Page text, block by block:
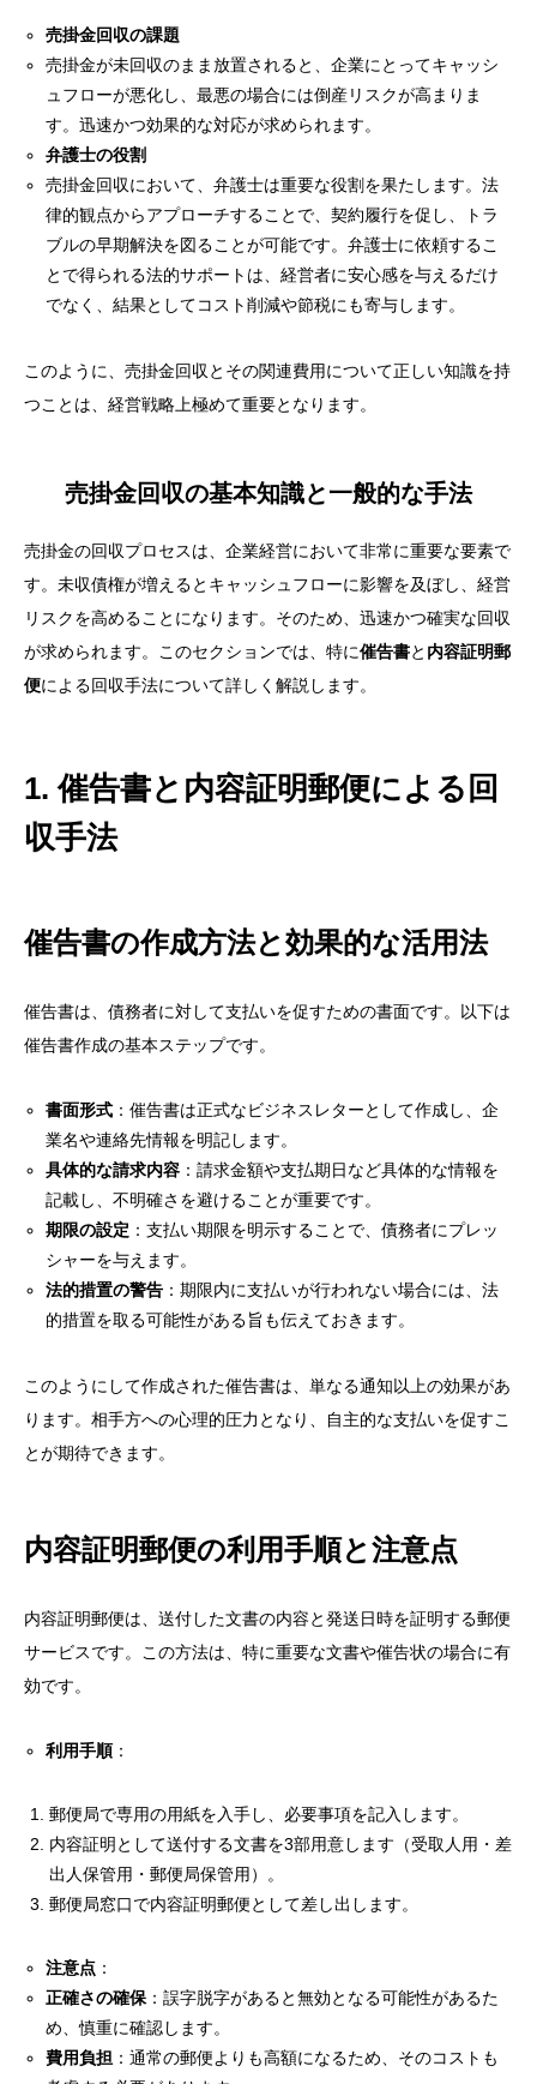
売掛金回収の課題
売掛金が未回収のまま放置されると、企業にとってキャッシ
ュフローが悪化し、最悪の場合には倒産リスクが高まりま
す。迅速かつ効果的な対応が求められます。
弁護士の役割
売掛金回収において、弁護士は重要な役割を果たします。法
律的観点からアプローチすることで、契約履行を促し、トラ
ブルの早期解決を図ることが可能です。弁護士に依頼するこ
とで得られる法的サポートは、経営者に安心感を与えるだけ
でなく、結果としてコスト削減や節税にも寄与します。
このように、売掛金回収とその関連費用について正しい知識を持
つことは、経営戦略上極めて重要となります。
売掛金回収の基本知識と一般的な手法
売掛金の回収プロセスは、企業経営において非常に重要な要素で
す。未収債権が増えるとキャッシュフローに影響を及ぼし、経営
リスクを高めることになります。そのため、迅速かつ確実な回収
が求められます。このセクションでは、特に催告書と 内容証明郵
便による回収手法について詳しく解説します。
1. 催告書と内容証明郵便による回
収手法
催告書の作成方法と効果的な活用法
催告書は、債務者に対して支払いを促すための書面です。以下は
催告書作成の基本ステップです。
書面形式 ：催告書は正式なビジネスレターとして作成し、企
業名や連絡先情報を明記します。
具体的な請求内容 ：請求金額や支払期日など具体的な情報を
記載し、不明確さを避けることが重要です。
期限の設定 ：支払い期限を明示することで、債務者にプレッ
シャーを与えます。
法的措置の警告 ：期限内に支払いが行われない場合には、法
的措置を取る可能性がある旨も伝えておきます。
このようにして作成された催告書は、単なる通知以上の効果があ
ります。相手方への心理的圧力となり、自主的な支払いを促すこ
とが期待できます。
内容証明郵便の利用手順と注意点
内容証明郵便は、送付した文書の内容と発送日時を証明する郵便
サービスです。この方法は、特に重要な文書や催告状の場合に有
効です。
利用手順：
郵便局で専用の用紙を入手し、必要事項を記入します。
内容証明として送付する文書を3部用意します（受取人用・差
出人保管用・郵便局保管用）。
郵便局窓口で内容証明郵便として差し出します。
注意点 ：
正確さの確保：誤字脱字があると無効となる可能性があるた
め、慎重に確認します。
費用負担 ：通常の郵便よりも高額になるため、そのコストも